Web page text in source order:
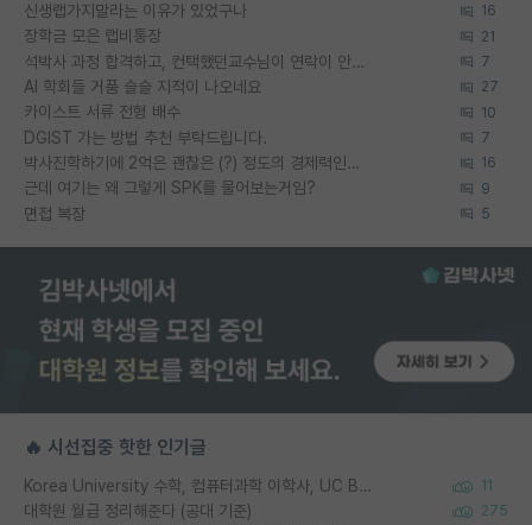
신생랩가지말라는 이유가 있었구나 16
장학금 모은 랩비통장 21
석박사 과정 합격하고, 컨택했던교수님이 연락이 안됩니다... 7
AI 학회들 거품 슬슬 지적이 나오네요 27
카이스트 서류 전형 배수 10
DGIST 가는 방법 추천 부탁드립니다. 7
박사진학하기에 2억은 괜찮은 (?) 정도의 경제력인가요 16
근데 여기는 왜 그렇게 SPK를 물어보는거임? 9
면접 복장 5
🔥 시선집중 핫한 인기글
Korea University 수학, 컴퓨터과학 이학사, UC Berkeley 산업공학 대학원 공학박사가 되는 것은 쉽지 않겠죠? 11
대학원 월급 정리해준다 (공대 기준) 275